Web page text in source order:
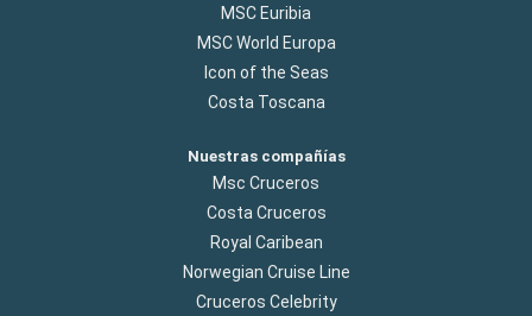
MSC Euribia
MSC World Europa
Icon of the Seas
Costa Toscana
Nuestras compañías
Msc Cruceros
Costa Cruceros
Royal Caribean
Norwegian Cruise Line
Cruceros Celebrity